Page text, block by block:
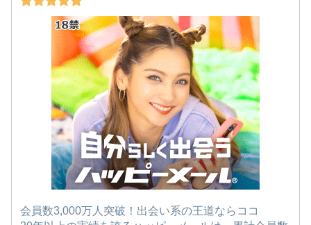
会員数3,000万人突破！出会い系の王道ならココ